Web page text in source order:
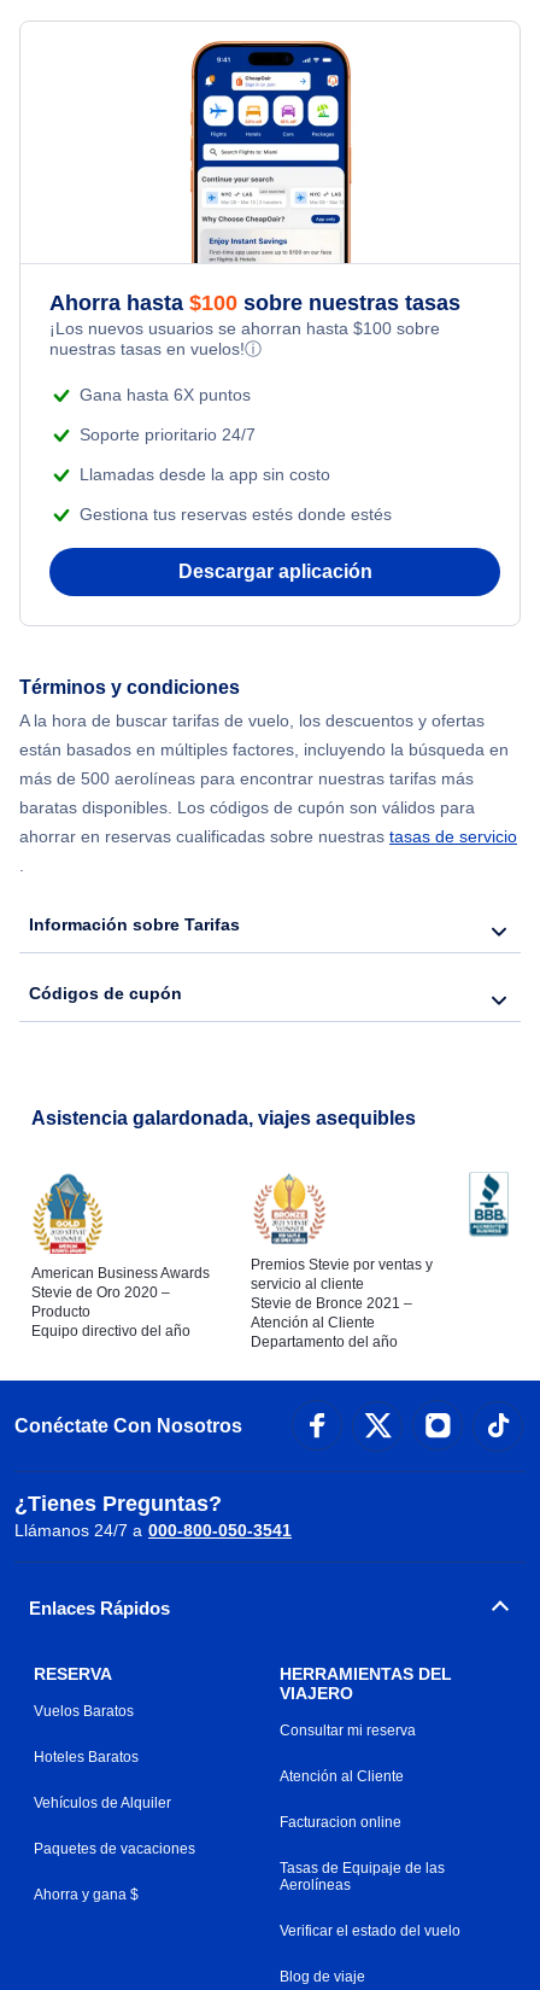
Ahorra hasta $100 sobre nuestras tasas
¡Los nuevos usuarios se ahorran hasta $100 sobre
nuestras tasas en vuelos!ⓘ
Gana hasta 6X puntos
Soporte prioritario 24/7
Llamadas desde la app sin costo
Gestiona tus reservas estés donde estés
Descargar aplicación
Términos y condiciones
A la hora de buscar tarifas de vuelo, los descuentos y ofertas
están basados en múltiples factores, incluyendo la búsqueda en
más de 500 aerolíneas para encontrar nuestras tarifas más
baratas disponibles. Los códigos de cupón son válidos para
ahorrar en reservas cualificadas sobre nuestras tasas de servicio
.
Información sobre Tarifas
Códigos de cupón
Asistencia galardonada, viajes asequibles
American Business Awards
Stevie de Oro 2020 –
Producto
Equipo directivo del año
Premios Stevie por ventas y
servicio al cliente
Stevie de Bronce 2021 –
Atención al Cliente
Departamento del año
Conéctate Con Nosotros
¿Tienes Preguntas?
Llámanos 24/7 a 000-800-050-3541
Enlaces Rápidos
RESERVA
Vuelos Baratos
Hoteles Baratos
Vehículos de Alquiler
Paquetes de vacaciones
Ahorra y gana $
HERRAMIENTAS DEL
VIAJERO
Consultar mi reserva
Atención al Cliente
Facturacion online
Tasas de Equipaje de las
Aerolíneas
Verificar el estado del vuelo
Blog de viaje